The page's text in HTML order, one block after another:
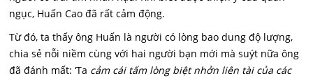
ngục, Huấn Cao đã rất cảm động.
Từ đó, ta thấy ông Huấn là người có lòng bao dung độ lượng,
chia sẻ nỗi niềm cùng với hai người bạn mới mà suýt nữa ông
đã đánh mất: ‘Ta cảm cái tấm lòng biệt nhởn liên tài của các